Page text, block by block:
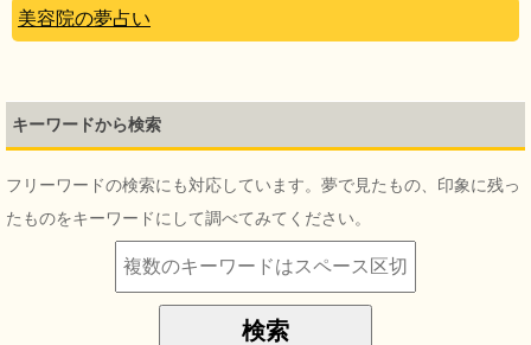
美容院の夢占い
キーワードから検索
フリーワードの検索にも対応しています。夢で見たもの、印象に残っ
たものをキーワードにして調べてみてください。